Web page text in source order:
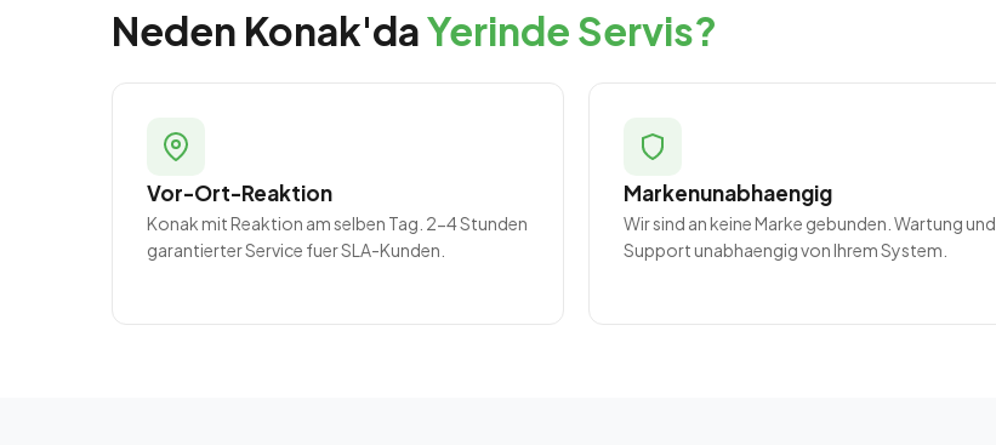
Neden Konak'daYerinde Servis?
Vor-Ort-Reaktion
Konak mit Reaktion am selben Tag. 2-4 Stunden
garantierter Service fuer SLA-Kunden.
Markenunabhaengig
Wir sind an keine Marke gebunden. Wartung und
Support unabhaengig von Ihrem System.